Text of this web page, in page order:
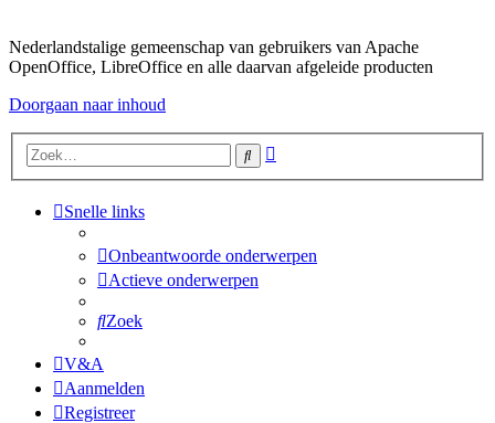
Nederlandstalige gemeenschap van gebruikers van Apache
OpenOffice, LibreOffice en alle daarvan afgeleide producten
Doorgaan naar inhoud
Zoek
Snelle links
Onbeantwoorde onderwerpen
Actieve onderwerpen
Zoek
V&A
Aanmelden
Registreer